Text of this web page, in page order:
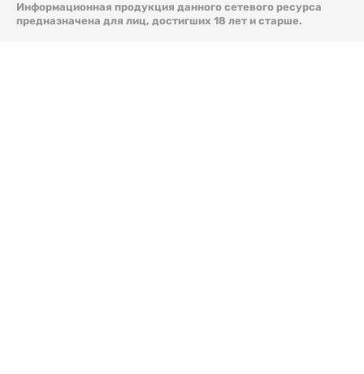
Информационная продукция данного сетевого ресурса
предназначена для лиц, достигших 18 лет и старше.